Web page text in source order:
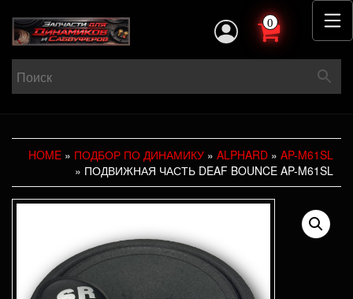
0
HOME » ПОДБОР ПО ДИНАМИКУ » ALPHARD » AP-M61SL
» ПОДВИЖНАЯ ЧАСТЬ DEAF BOUNCE AP-M61SL